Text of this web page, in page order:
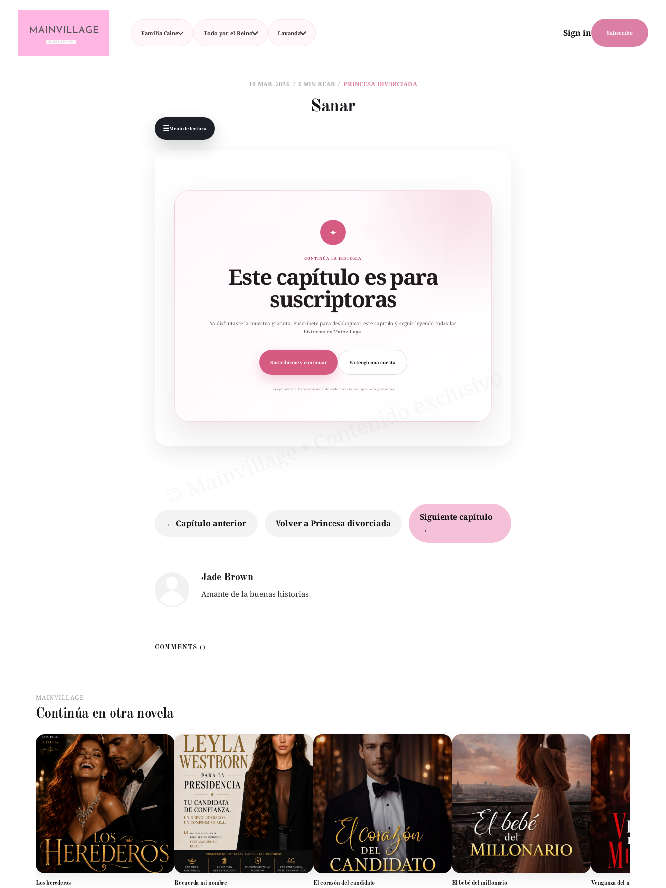
Familia Caine Todo por el Reino Lavanda Sign in Subscribe
19 MAR. 2026 6 MIN READ PRINCESA DIVORCIADA
Sanar
☰Menú de lectura
✦
CONTINÚA LA HISTORIA
Este capítulo es para
suscriptoras
Ya disfrutaste la muestra gratuita. Suscríbete para desbloquear este capítulo y seguir leyendo todas las
historias de Mainvillage.
Suscribirme y continuar Ya tengo una cuenta
Los primeros tres capítulos de cada novela siempre son gratuitos.
← Capítulo anterior Volver a Princesa divorciada
Siguiente capítulo
→
Jade Brown
Amante de la buenas historias
COMMENTS ()
MAINVILLAGE
Continúa en otra novela
Los herederos Recuerda mi nombre El corazón del candidato El bebé del millonario Venganza del millonario